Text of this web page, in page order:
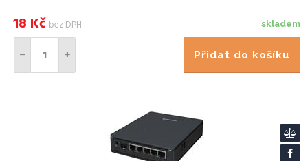
skladem
18 Kč bez DPH
Přidat do košíku